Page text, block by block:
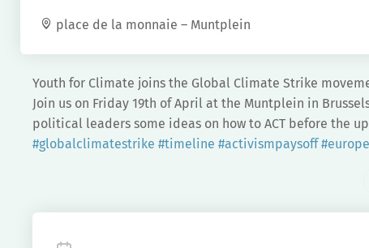
place de la monnaie – Muntplein
Youth for Climate joins the Global Climate Strike
Join us on Friday 19th of April at the Muntplein in
political leaders some ideas on how to ACT before the
#globalclimatestrike #timeline #activismpaysoff